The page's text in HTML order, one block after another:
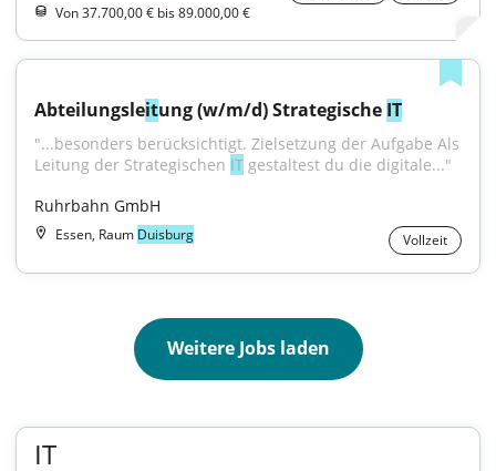
Von 37.700,00 € bis 89.000,00 €
Abteilungsleitung (w/m/d) Strategische IT
"...besonders berücksichtigt. Zielsetzung der Aufgabe Als
Leitung der Strategischen IT gestaltest du die digitale..."
Ruhrbahn GmbH
Essen, Raum Duisburg Vollzeit
Weitere Jobs laden
IT